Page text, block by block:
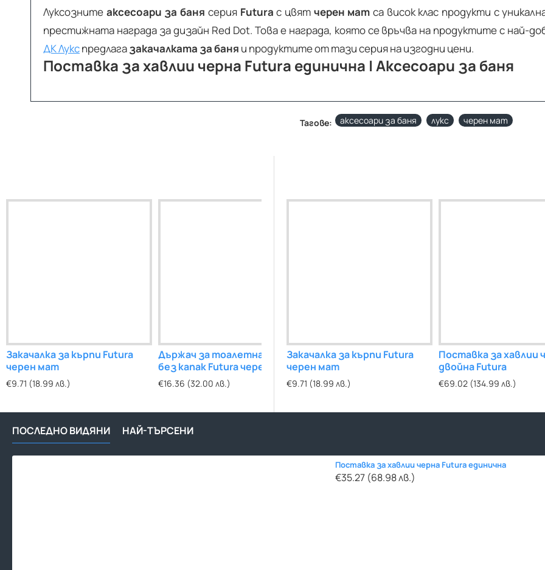
Луксозните аксесоари за баня серия Futura с цвят черен мат са висок клас продукти с
престижната награда за дизайн Red Dot. Това е награда, която се връчва на продуктите с най-
ДК Лукспредлагазакачалката за баня и продуктите от тази серия на изгодни цени.
Поставка за хавлии черна Futura единична | Аксесоари за баня
Тагове: аксесоари за баня лукс черен мат
Закачалка за кърпи Futura
черен мат
€9.71 (18.99 лв.)
Държач за тоалетна хартия
без капак Futura черен мат
€16.36 (32.00 лв.)
Черна стойка за кърпи
правоъгълна тип халка
Futura
€25.56 (49.99 лв.)
Четка за WC
стойка Futura
€53.68 (104.99 лв.)
Закачалка за кърпи Futura
черен мат
€9.71 (18.99 лв.)
Поставка за хавлии
двойна Futura
€69.02 (134.99 лв.)
ПОСЛЕДНО ВИДЯНИ НАЙ-ТЪРСЕНИ
Поставка за хавлии черна Futura единична
€35.27 (68.98 лв.)